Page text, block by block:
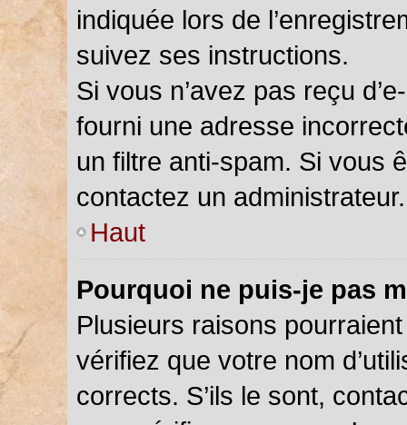
indiquée lors de
suivez ses instructions.
Si vous n’avez pas reçu
fourni une adresse
un filtre anti-spam. Si vous
contactez un administrateur.
Haut
Pourquoi ne puis-je pas
Plusieurs raisons
vérifiez que votre nom
corrects. S’ils le sont,